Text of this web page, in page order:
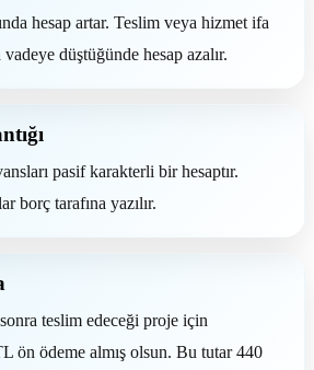
hesap artar. Teslim veya hizmet ifa
düştüğünde hesap azalır.
pasif karakterli bir hesaptır.
borç tarafına yazılır.
teslim edeceği proje için
ön ödeme almış olsun. Bu tutar 440